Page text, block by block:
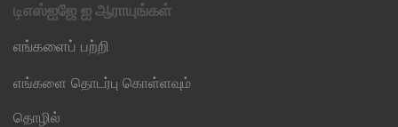
டிஎஸ்ஐஜே ஐ ஆராயுங்கள்
எங்களைப் பற்றி
எங்களை தொடர்பு கொள்ளவும்
தொழில்